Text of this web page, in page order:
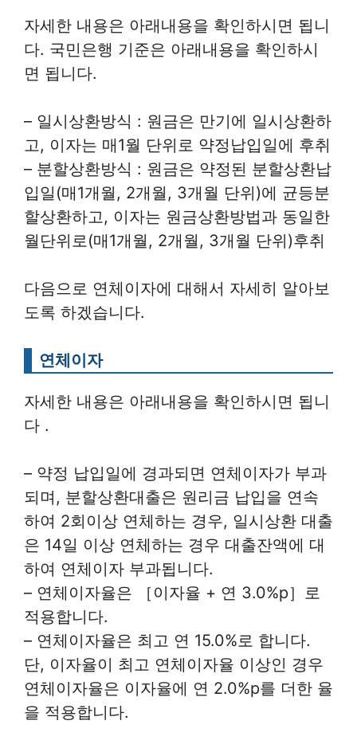
자세한 내용은 아래내용을 확인하시면 됩니
다. 국민은행 기준은 아래내용을 확인하시
면 됩니다.
– 일시상환방식 : 원금은 만기에 일시상환하
고, 이자는 매1월 단위로 약정납입일에 후취
– 분할상환방식 : 원금은 약정된 분할상환납
입일(매1개월, 2개월, 3개월 단위)에 균등분
할상환하고, 이자는 원금상환방법과 동일한
월단위로(매1개월, 2개월, 3개월 단위)후취
다음으로 연체이자에 대해서 자세히 알아보
도록 하겠습니다.
연체이자
자세한 내용은 아래내용을 확인하시면 됩니
다 .
– 약정 납입일에 경과되면 연체이자가 부과
되며, 분할상환대출은 원리금 납입을 연속
하여 2회이상 연체하는 경우, 일시상환 대출
은 14일 이상 연체하는 경우 대출잔액에 대
하여 연체이자 부과됩니다.
– 연체이자율은 ［이자율 + 연 3.0%p］로
적용합니다.
– 연체이자율은 최고 연 15.0%로 합니다.
단, 이자율이 최고 연체이자율 이상인 경우
연체이자율은 이자율에 연 2.0%p를 더한 율
을 적용합니다.